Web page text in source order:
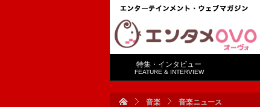
特集・インタビュー
FEATURE & INTERVIEW
音楽 音楽ニュース